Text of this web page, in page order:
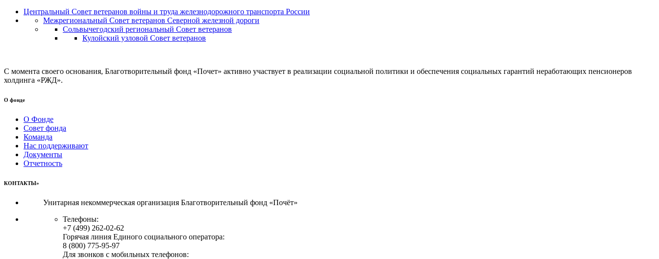
Центральный Совет ветеранов войны и труда железнодорожного транспорта России
Межрегиональный Совет ветеранов Северной железной дороги
Сольвычегодский региональный Совет ветеранов
Кулойский узловой Совет ветеранов
С момента своего основания, Благотворительный фонд «Почет» активно участвует в реализации социальной политики и обеспечения социальных гарантий неработающих пенсионеров
холдинга «РЖД».
О фонде
О Фонде
Совет фонда
Команда
Нас поддерживают
Документы
Отчетность
КОНТАКТЫ»
Унитарная некоммерческая организация Благотворительный фонд «Почёт»
Телефоны:
+7 (499) 262-02-62
Горячая линия Единого социального оператора:
8 (800) 775-95-97
Для звонков с мобильных телефонов: